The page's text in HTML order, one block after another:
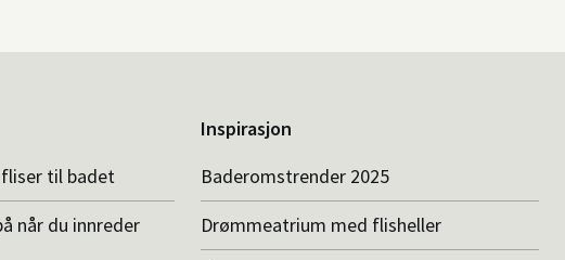
til badet
når du innreder
Inspirasjon
Baderomstrender 2025
Drømmeatrium med flisheller